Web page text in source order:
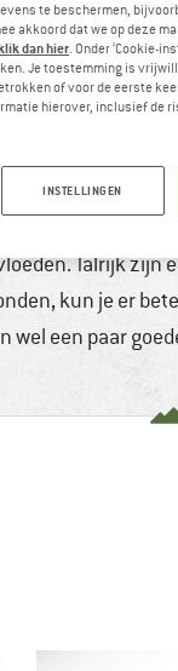
TE
dragen dan
Talrijk
kun je er
een paar
te beschermen,
akkoord dat we op deze
dan hier. Onder ‘Cookie-
Je toestemming is
of voor de eerste
hierover, inclusief de
INSTELLINGEN